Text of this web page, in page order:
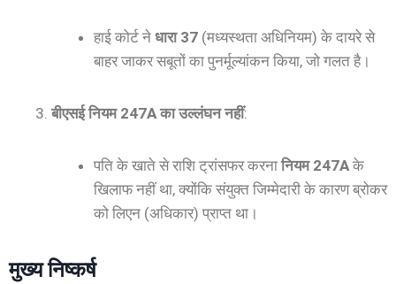
हाई कोर्ट ने धारा 37 (मध्यस्थता अधिनियम) के दायरे से
बाहर जाकर सबूतों का पुनर्मूल्यांकन किया, जो गलत है।
बीएसई नियम 247A का उल्लंघन नहीं:
पति के खाते से राशि ट्रांसफर करना नियम 247Aके
खिलाफ नहीं था, क्योंकि संयुक्त जिम्मेदारी के कारण ब्रोकर
को लिएन (अधिकार) प्राप्त था।
मुख्य निष्कर्ष